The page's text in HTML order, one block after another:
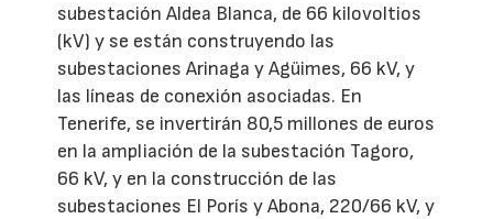
subestación Aldea Blanca, de 66 kilovoltios
(kV) y se están construyendo las
subestaciones Arinaga y Agüimes, 66 kV, y
las líneas de conexión asociadas. En
Tenerife, se invertirán 80,5 millones de euros
en la ampliación de la subestación Tagoro,
66 kV, y en la construcción de las
subestaciones El Porís y Abona, 220/66 kV, y